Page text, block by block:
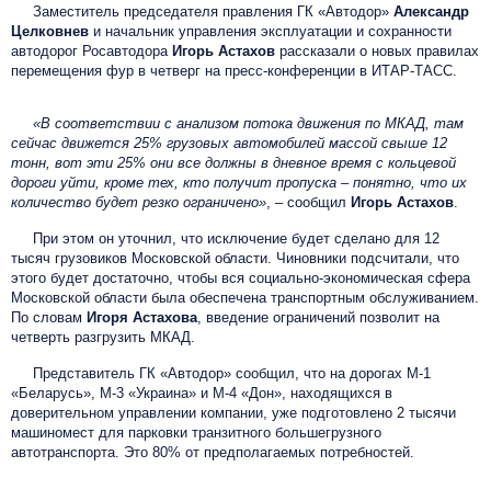
Заместитель председателя правления ГК «Автодор» Александр
Целковнев и начальник управления эксплуатации и сохранности
автодорог Росавтодора Игорь Астахов рассказали о новых правилах
перемещения фур в четверг на пресс-конференции в ИТАР-ТАСС.
«В соответствии с анализом потока движения по МКАД, там
сейчас движется 25% грузовых автомобилей массой свыше 12
тонн, вот эти 25% они все должны в дневное время с кольцевой
дороги уйти, кроме тех, кто получит пропуска – понятно, что их
количество будет резко ограничено» , – сообщил Игорь Астахов
При этом он уточнил, что исключение будет сделано для 12
тысяч грузовиков Московской области. Чиновники подсчитали, что
этого будет достаточно, чтобы вся социально-экономическая сфера
Московской области была обеспечена транспортным обслуживанием.
По словам Игоря Астахова , введение ограничений позволит на
четверть разгрузить МКАД.
Представитель ГК «Автодор» сообщил, что на дорогах М-1
«Беларусь», М-3 «Украина» и М-4 «Дон», находящихся в
доверительном управлении компании, уже подготовлено 2 тысячи
машиномест для парковки транзитного большегрузного
автотранспорта. Это 80% от предполагаемых потребностей.